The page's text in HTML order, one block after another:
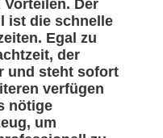
Vorteilen. Der
ist die schnelle
Egal zu
der
und steht sofort
verfügen
nötige
um